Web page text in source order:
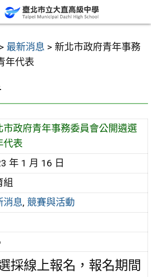
> 最新消息 > 新北市政府青年事務
年代表
市政府青年事務委員會公開遴選
代表
年 1 月 16 日
組
消息, 競賽與活動
採線上報名，報名期間